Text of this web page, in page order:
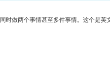
时做两个事情甚至多件事情。这个是英